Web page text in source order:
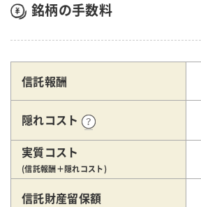
銘柄の手数料
信託報酬
隠れコスト
実質コスト
(信託報酬＋隠れコスト)
信託財産留保額